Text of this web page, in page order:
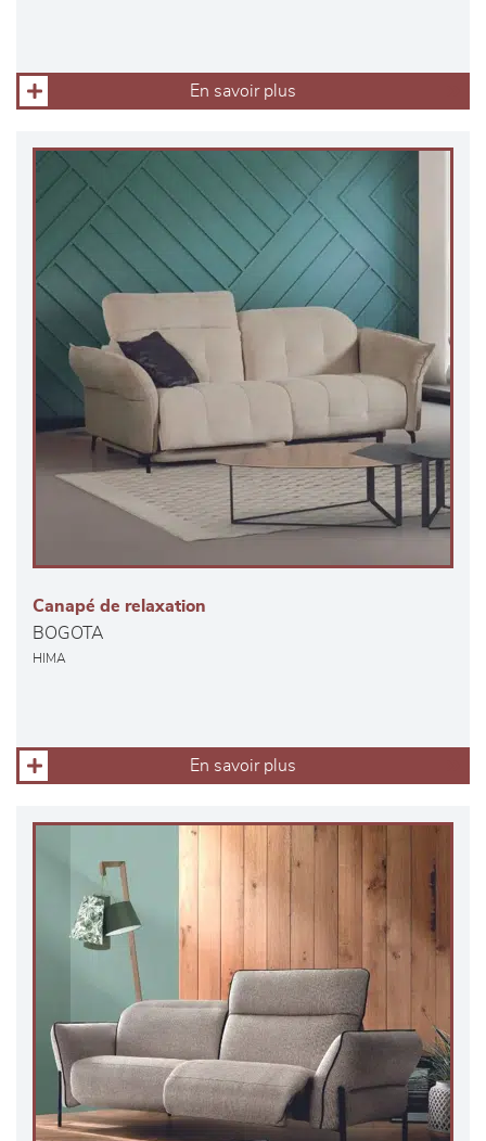
En savoir plus
Canapé de relaxation
BOGOTA
HIMA
En savoir plus